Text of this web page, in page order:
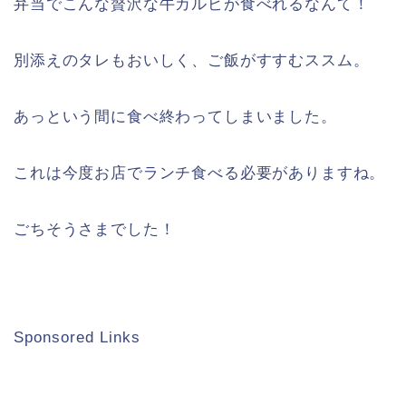
弁当でこんな贅沢な牛カルビが食べれるなんて！
別添えのタレもおいしく、ご飯がすすむススム。
あっという間に食べ終わってしまいました。
これは今度お店でランチ食べる必要がありますね。
ごちそうさまでした！
Sponsored Links